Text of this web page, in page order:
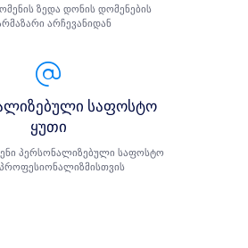
ზედა დონის დომენების
არჩევანიდან
საფოსტო
ყუთი
პერსონალიზებული საფოსტო